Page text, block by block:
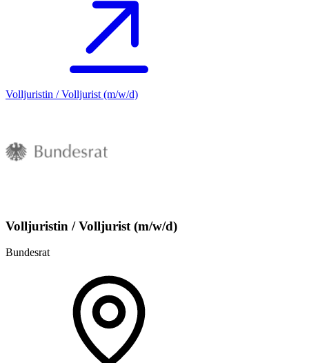
Volljuristin / Volljurist (m/w/d)
Volljuristin / Volljurist (m/w/d)
Bundesrat